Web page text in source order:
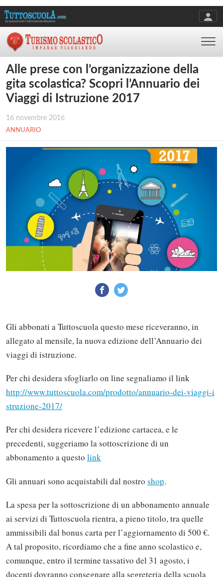
Alle prese con l’organizzazione della
gita scolastica? Scopri l’Annuario dei
Viaggi di Istruzione 2017
16 novembre 2016
ANNUARIO
Gli abbonati a Tuttoscuola questo mese riceveranno, in
allegato al mensile, la nuova edizione dell’Annuario dei
viaggi di istruzione.
Per chi desidera sfogliarlo on line segnaliamo il link
http://www.tuttoscuola.com/prodotto/annuario-dei-viaggi-i
struzione-2017/
Per chi desidera ricevere l’edizione cartacea, e le
precedenti, suggeriamo la sottoscrizione di un
abbonamento a questo link
Gli annuari sono acquistabili dal nostro shop.
La spesa per la sottoscrizione di un abbonamento annuale
ai servizi di Tuttoscuola rientra, a pieno titolo, tra quelle
ammissibili dal bonus carta per l’aggiornamento di 500 €.
A tal proposito, ricordiamo che a fine anno scolastico e,
comunque, entro il termine tassativo del 31 agosto, i
docenti dovranno consegnare alla segreteria della scuola